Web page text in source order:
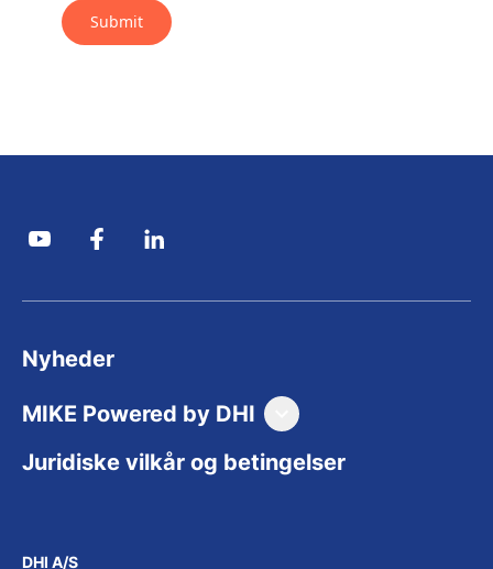
Submit
Nyheder
MIKE Powered by DHI
Forside (På Engelsk)
Juridiske vilkår og betingelser
DHI A/S